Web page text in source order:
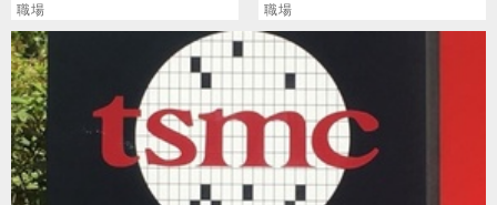
秀
職場
業 網嘆：比保全爽
職場